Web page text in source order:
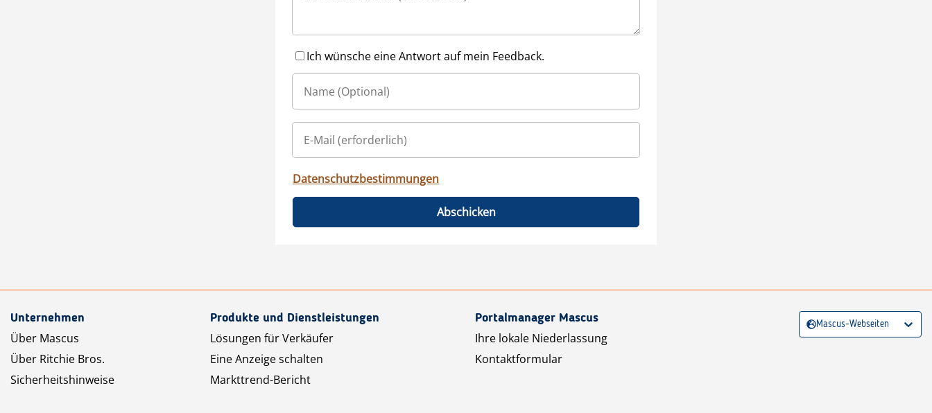
Ich wünsche eine Antwort auf mein Feedback.
Datenschutzbestimmungen
Abschicken
Unternehmen
Über Mascus
Über Ritchie Bros.
Sicherheitshinweise
Produkte und Dienstleistungen
Lösungen für Verkäufer
Eine Anzeige schalten
Markttrend-Bericht
Portalmanager Mascus
Ihre lokale Niederlassung
Kontaktformular
Mascus-Webseiten